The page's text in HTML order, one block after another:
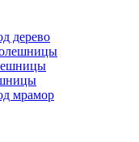
дерево
мрамор